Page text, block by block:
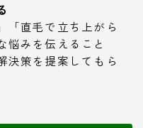
「直毛で立ち上がら
悩みを伝えること
決策を提案してもら